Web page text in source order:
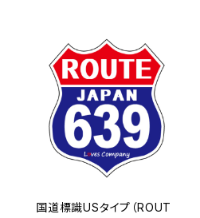
国道標識USタイプ（ROUT